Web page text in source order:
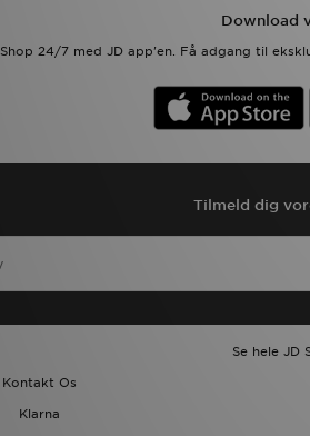
Download
Shop 24/7 med JD app'en. Få adgang til
Tilmeld dig
Se hele JD
Kontakt Os
Klarna